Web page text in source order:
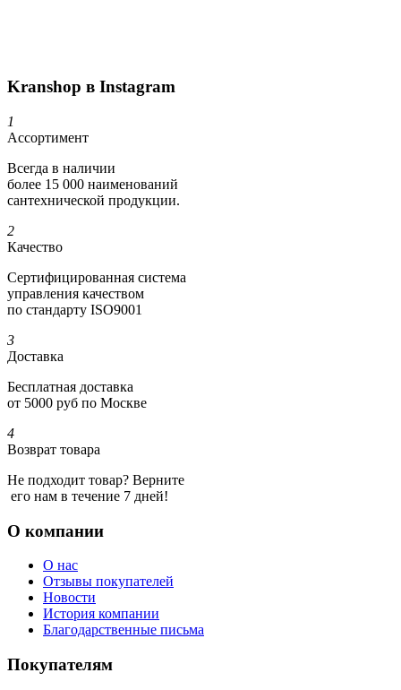
Kranshop в Instagram
1
Ассортимент
Всегда в наличии
более 15 000 наименований
сантехнической продукции.
2
Качество
Сертифициро­ванная система
управления качеством
по стандарту ISO9001
3
Доставка
Бесплатная доставка
от 5000 руб по Москве
4
Возврат товара
Не подходит товар? Верните
его нам в течение 7 дней!
О компании
О нас
Отзывы покупателей
Новости
История компании
Благодарственные письма
Покупателям